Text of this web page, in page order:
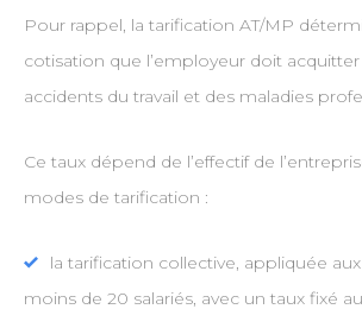
Pour rappel, la tarification AT/MP
cotisation que l’employeur doit
accidents du travail et des maladies
Ce taux dépend de l’effectif de
modes de tarification :
la tarification collective, appliquée
moins de 20 salariés, avec un taux fixé